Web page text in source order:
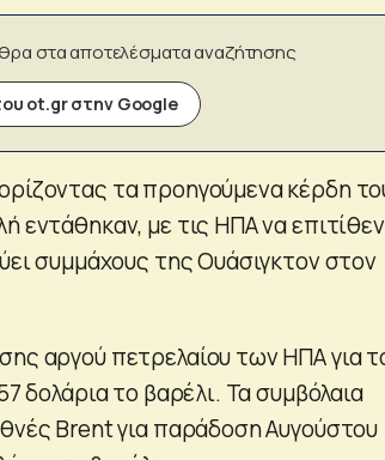
στα αποτελέσματα αναζήτησης
ot.gr στην Google
τα προηγούμενα κέρδη
εντάθηκαν, με τις ΗΠΑ να
συμμάχους της Ουάσιγκτον στον
αργού πετρελαίου των ΗΠΑ για
δολάρια το βαρέλι. Τα συμβόλαια
Brent για παράδοση Αυγούστου